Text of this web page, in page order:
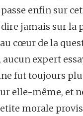
enfin sur
dire jamais sur
cœur de la
aucun expert
fut toujours
elle-même, et
morale